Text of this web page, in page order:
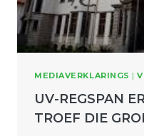
MEDIAVERKLARINGS |
UV-REGSPAN
TROEF DIE